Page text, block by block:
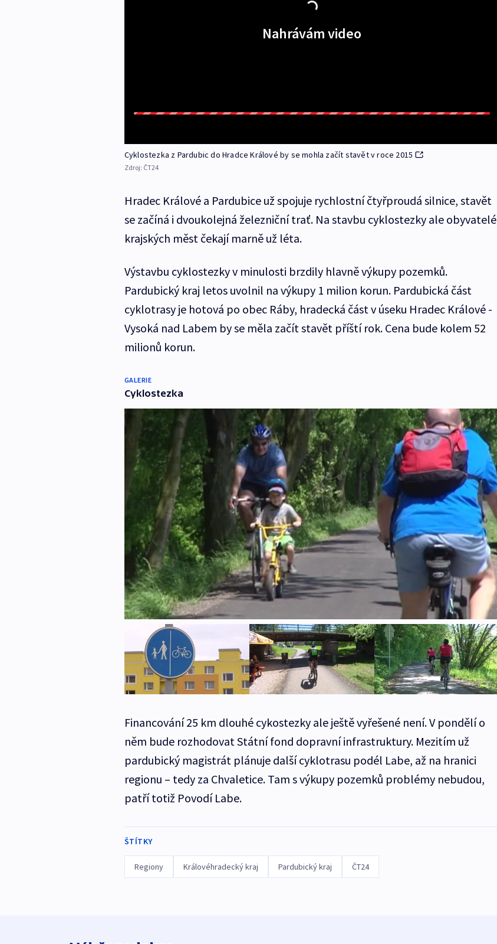
Nahrávám video
Cyklostezka z Pardubic do Hradce Králové by se mohla začít stavět v roce 2015
Zdroj: ČT24
Hradec Králové a Pardubice už spojuje rychlostní čtyřproudá silnice, stavět
se začíná i dvoukolejná železniční trať. Na stavbu cyklostezky ale obyvatelé
krajských měst čekají marně už léta.
Výstavbu cyklostezky v minulosti brzdily hlavně výkupy pozemků.
Pardubický kraj letos uvolnil na výkupy 1 milion korun. Pardubická část
cyklotrasy je hotová po obec Ráby, hradecká část v úseku Hradec Králové -
Vysoká nad Labem by se měla začít stavět příští rok. Cena bude kolem 52
milionů korun.
GALERIE
Cyklostezka
Financování 25 km dlouhé cykostezky ale ještě vyřešené není. V pondělí o
něm bude rozhodovat Státní fond dopravní infrastruktury. Mezitím už
pardubický magistrát plánuje další cyklotrasu podél Labe, až na hranici
regionu – tedy za Chvaletice. Tam s výkupy pozemků problémy nebudou,
patří totiž Povodí Labe.
ŠTÍTKY
Regiony Královéhradecký kraj Pardubický kraj ČT24